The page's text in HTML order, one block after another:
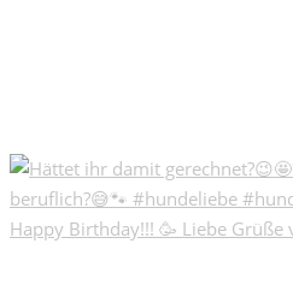
Happy Birthday!!! 🥳 Liebe Grüße